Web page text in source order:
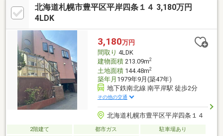
北海道札幌市豊平区平岸四条１４ 3,180万円
4LDK
3,180万円
間取り 4LDK
建物面積213.09m2
土地面積144.48m2
築年月 1979年9月(築47年)
地下鉄南北線 南平岸駅 徒歩2分
その他の交通
北海道札幌市豊平区平岸四条１４
2階建て 都市ガス
駐車場あり